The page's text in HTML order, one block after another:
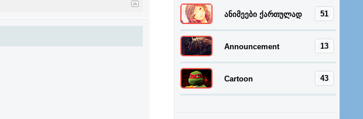
51
ანიმეები ქართულად
13
Announcement
43
Cartoon